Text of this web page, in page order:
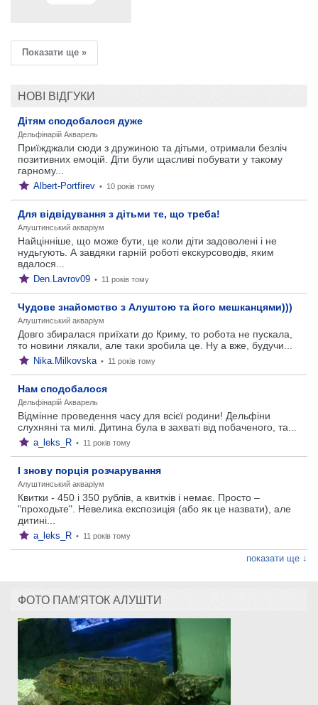
Показати ще »
НОВІ ВІДГУКИ
Дітям сподобалося дуже
Дельфінарій Акварель
Приїжджали сюди з дружиною та дітьми, отримали безліч
позитивних емоцій. Діти були щасливі побувати у такому
гарному...
Albert-Portfirev • 10 років тому
Для відвідування з дітьми те, що треба!
Алуштинський акваріум
Найцінніше, що може бути, це коли діти задоволені і не
нудьгують. А завдяки гарній роботі екскурсоводів, яким
вдалося...
Den.Lavrov09 • 11 років тому
Чудове знайомство з Алуштою та його мешканцями)))
Алуштинський акваріум
Довго збиралася приїхати до Криму, то робота не пускала,
то новини лякали, але таки зробила це. Ну а вже, будучи...
Nika.Milkovska • 11 років тому
Нам сподобалося
Дельфінарій Акварель
Відмінне проведення часу для всієї родини! Дельфіни
слухняні та милі. Дитина була в захваті від побаченого, та...
a_leks_R • 11 років тому
І знову порція розчарування
Алуштинський акваріум
Квитки - 450 і 350 рублів, а квитків і немає. Просто –
"проходьте". Невелика експозиція (або як це назвати), але
дитині...
a_leks_R • 11 років тому
показати ще ↓
ФОТО ПАМ'ЯТОК АЛУШТИ